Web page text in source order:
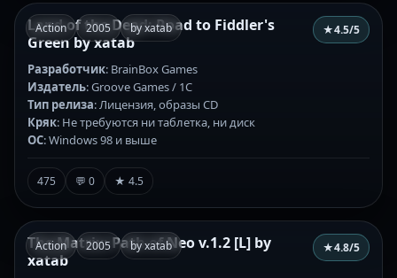
Action 2005 by xatab
Land of the Dead: Road to Fiddler's
Green by xatab
★4.5/5
Разработчик: BrainBox Games
Издатель: Groove Games / 1C
Тип релиза: Лицензия, образы СD
Кряк: Не требуются ни таблетка, ни диск
ОС: Windows 98 и выше
475 💬 0 ★ 4.5
Action 2005 by xatab
The Matrix: Path of Neo v.1.2 [L] by
xatab
★4.8/5